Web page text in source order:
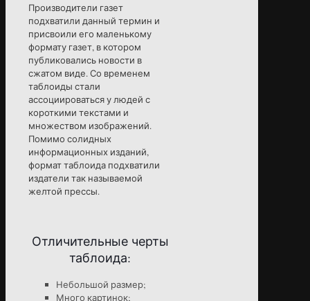
Производители газет
подхватили данный термин и
присвоили его маленькому
формату газет, в котором
публиковались новости в
сжатом виде. Со временем
таблоиды стали
ассоциироваться у людей с
короткими текстами и
множеством изображений.
Помимо солидных
информационных изданий,
формат таблоида подхватили
издатели так называемой
желтой прессы.
Отличительные черты
таблоида:
Небольшой размер;
Много картинок;